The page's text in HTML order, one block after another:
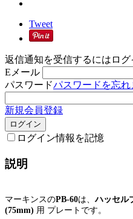
Tweet
返信通知を受信するにはロ
Eメール
パスワードパスワードを忘れ
新規会員登録
ログイン
ログイン情報を記憶
説明
マーキンスのPB-60は、ハッセル
(75mm) 用 プレートです。